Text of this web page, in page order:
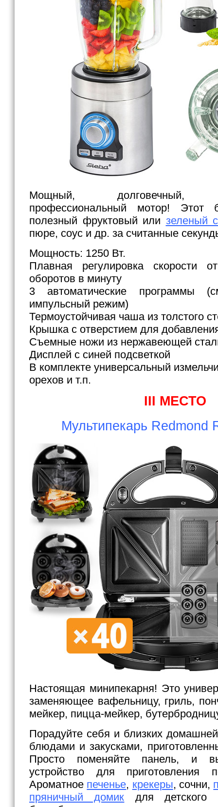
Мощный, долговечный,
профессиональный мотор! Этот
полезный фруктовый или зеленый
пюре, соус и др. за считанные
Мощность: 1250 Вт.
Плавная регулировка
оборотов в минуту
3 автоматические программы
импульсный режим)
Термоустойчивая чаша из толстого
Крышка с отверстием для
Съемные ножи из нержавеющей
Дисплей с синей подсветкой
В комплекте универсальный
орехов и т.п.
III МЕСТО
Мультипекарь Redmond
Настоящая минипекарня! Это
заменяющее вафельницу, гриль,
мейкер, пицца-мейкер,
Порадуйте себя и близких
блюдами и закусками,
Просто поменяйте панель, и
устройство для приготовления
Ароматное печенье, крекеры, сочни,
пряничный домик для детского